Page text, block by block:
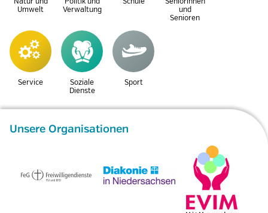
Umwelt
Verwaltung
und
Senioren
Service
Soziale
Dienste
Sport
Unsere Organisationen